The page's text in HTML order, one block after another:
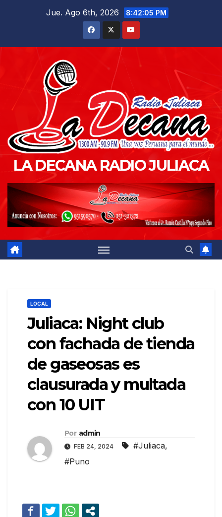
Jue. Ago 6th, 2026 8:42:07 PM
LA DECANA RADIO JULIACA
LOCAL
Juliaca: Night club
con fachada de tienda
de gaseosas es
clausurada y multada
con 10 UIT
Por admin
FEB 24, 2024 #Juliaca,
#Puno